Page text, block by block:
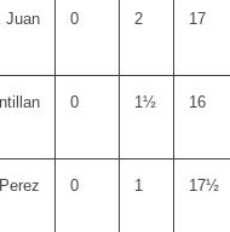
Juan
0 2 17
0 1½ 16
0 1 17½